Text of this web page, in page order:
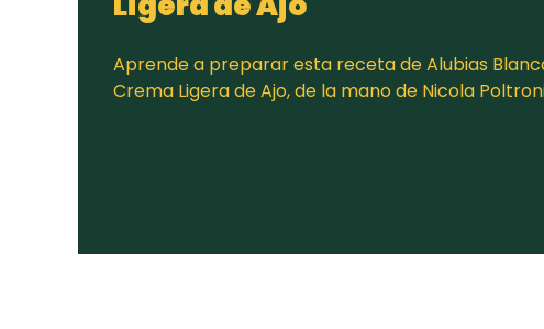
Aprende a preparar esta receta de Alubias
Crema Ligera de Ajo, de la mano de Nicola